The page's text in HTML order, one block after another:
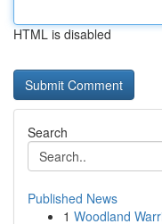
HTML is disabled
Search
Published News
1 Woodland